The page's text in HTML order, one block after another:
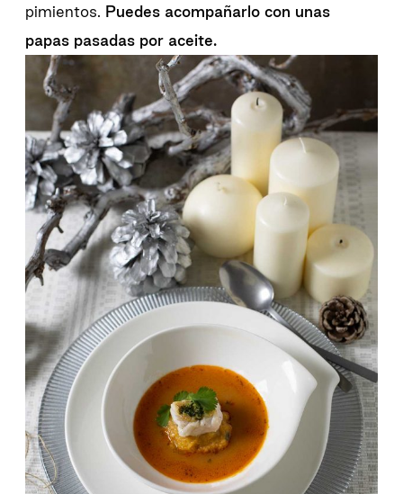
pimientos. Puedes acompañarlo con unas
papas pasadas por aceite.